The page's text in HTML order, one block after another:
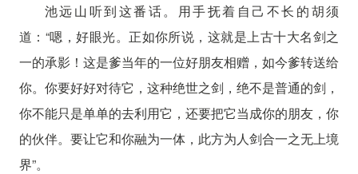
池远山听到这番话。用手抚着自己不长的胡须
道：“嗯，好眼光。正如你所说，这就是上古十大名剑之
一的承影！这是爹当年的一位好朋友相赠，如今爹转送给
你。你要好好对待它，这种绝世之剑，绝不是普通的剑，
你不能只是单单的去利用它，还要把它当成你的朋友，你
的伙伴。要让它和你融为一体，此方为人剑合一之无上境
界”。